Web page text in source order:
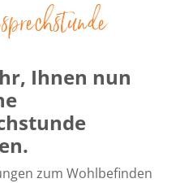
Ihnen nun
zum Wohlbefinden